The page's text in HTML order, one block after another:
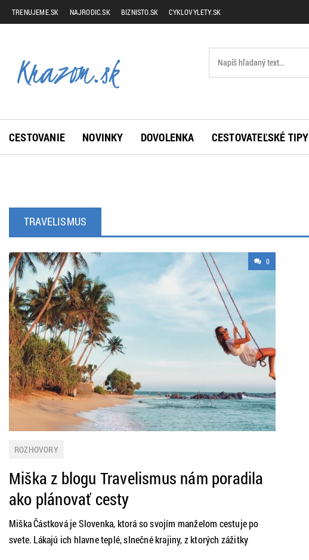
TRENUJEME.SK NAJRODIC.SK BIZNISTO.SK CYKLOVYLETY.SK
CESTOVANIE NOVINKY DOVOLENKA CESTOVATEĽSKÉ TIPY
TRAVELISMUS
0
ROZHOVORY
Miška z blogu Travelismus nám poradila
ako plánovať cesty
Miška Částková je Slovenka, ktorá so svojím manželom cestuje po
svete. Lákajú ich hlavne teplé, slnečné krajiny, z ktorých zážitky